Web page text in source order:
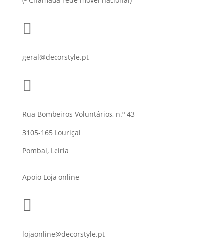

geral@decorstyle.pt

Rua Bombeiros Voluntários, n.º 43
3105-165 Louriçal
Pombal, Leiria
Apoio Loja online

lojaonline@decorstyle.pt